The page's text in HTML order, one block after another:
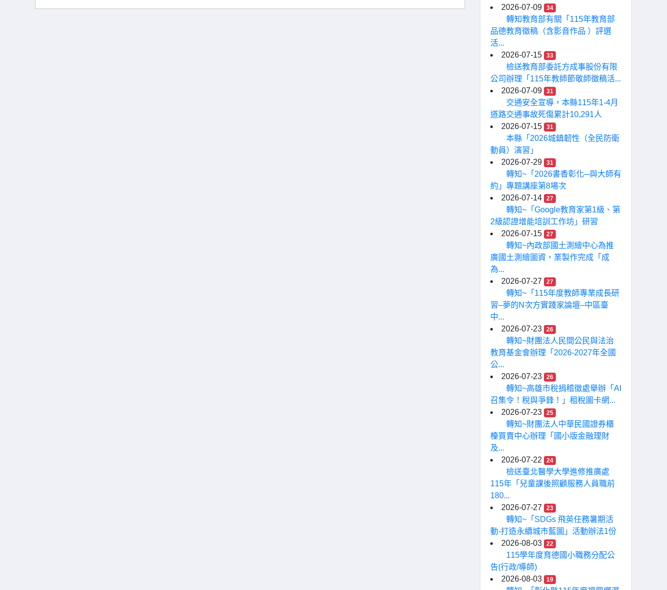
2026-07-09
34
轉知教育部有關「115年教育部
品德教育徵稿（含影音作品 ）評選
活...
2026-07-15
33
檢送教育部委託方成事股份有限
公司辦理「115年教師節敬師徵稿活...
2026-07-09
31
交通安全宣導，本縣115年1-4月
道路交通事故死傷累計10,291人
2026-07-15
31
本縣「2026城鎮韌性（全民防衛
動員）演習」
2026-07-29
31
轉知~「2026書香彰化─與大師有
約」專題講座第8場次
2026-07-14
27
轉知~「Google教育家第1級、第
2級認證增能培訓工作坊」研習
2026-07-15
27
轉知~內政部國土測繪中心為推
廣國土測繪圖資，業製作完成「成
為...
2026-07-27
27
轉知~「115年度教師專業成長研
習–夢的N次方實踐家論壇–中區臺
中...
2026-07-23
26
轉知~財團法人民間公民與法治
教育基金會辦理「2026-2027年全國
公...
2026-07-23
26
轉知~高雄市稅捐稽徵處舉辦「AI
召集令！稅與爭鋒！」租稅圖卡網...
2026-07-23
25
轉知~財團法人中華民國證券櫃
檯買賣中心辦理「國小版金融理財
及...
2026-07-22
24
檢送臺北醫學大學進修推廣處
115年「兒童課後照顧服務人員職前
180...
2026-07-27
23
轉知~「SDGs 飛英任務暑期活
動-打造永續城市藍圖」活動辦法1份
2026-08-03
22
115學年度育德國小職務分配公
告(行政/導師)
2026-08-03
19